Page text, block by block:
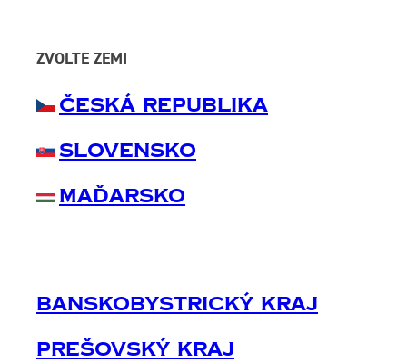
ZVOLTE ZEMI
Česká Republika
Slovensko
Maďarsko
Banskobystrický Kraj
Prešovský Kraj